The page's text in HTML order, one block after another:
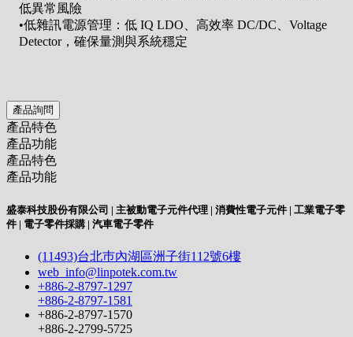
低異常風險
•低雜訊電源管理：低 IQ LDO、高效率 DC/DC、Voltage
Detector，確保量測與系統穩定
產品詢問
產品特色
產品功能
產品特色
產品功能
盛泰科技股份有限公司 | 主被動電子元件代理 | 消費性電子元件 | 工業電子零
件 | 電子零件採購 | 汽車電子零件
(11493)台北巿內湖區洲子街112號6樓
web_info@linpotek.com.tw
+886-2-8797-1297
+886-2-8797-1581
+886-2-8797-1570
+886-2-2799-5725